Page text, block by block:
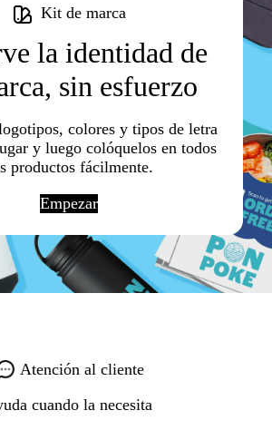
Kit de marca
la identidad de
sin esfuerzo
colores y tipos de letra
y luego colóquelos en todos
productos fácilmente.
Empezar
Atención al cliente
cuando la necesita